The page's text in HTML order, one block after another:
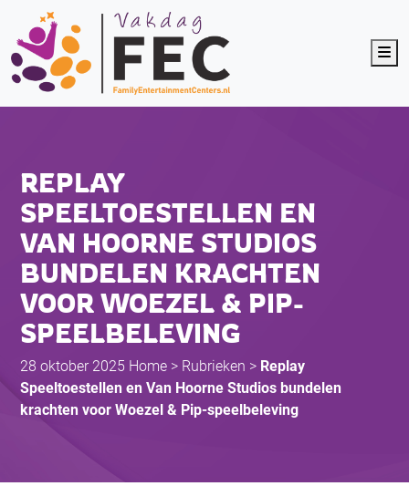
REPLAY
SPEELTOESTELLEN EN
VAN HOORNE STUDIOS
BUNDELEN KRACHTEN
VOOR WOEZEL & PIP-
SPEELBELEVING
28 oktober 2025 Home > Rubrieken > Replay
Speeltoestellen en Van Hoorne Studios bundelen
krachten voor Woezel & Pip-speelbeleving